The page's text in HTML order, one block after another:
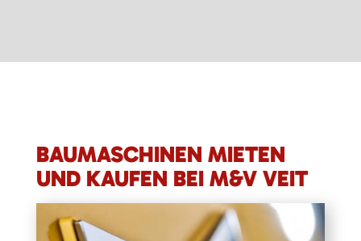
BAUMASCHINEN MIETEN
UND KAUFEN BEI M&V VEIT